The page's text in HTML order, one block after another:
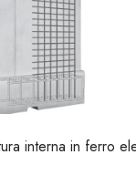
interna in ferro